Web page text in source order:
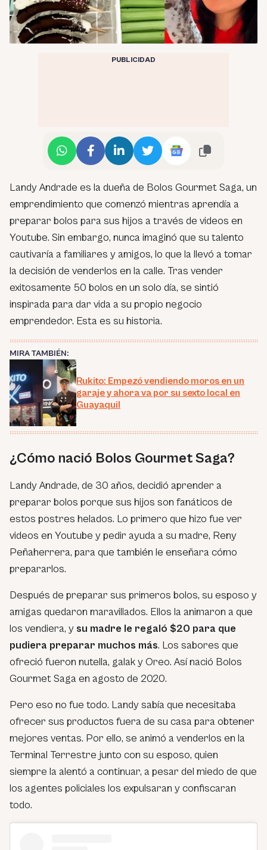
PUBLICIDAD
Landy Andrade es la dueña de Bolos Gourmet Saga, un
emprendimiento que comenzó mientras aprendía a
preparar bolos para sus hijos a través de videos en
Youtube. Sin embargo, nunca imaginó que su talento
cautivaría a familiares y amigos, lo que la llevó a tomar
la decisión de venderlos en la calle. Tras vender
exitosamente 50 bolos en un solo día, se sintió
inspirada para dar vida a su propio negocio
emprendedor. Esta es su historia.
MIRA TAMBIÉN:
Rukito: Empezó vendiendo moros en un
garaje y ahora va por su sexto local en
Guayaquil
¿Cómo nació Bolos Gourmet Saga?
Landy Andrade, de 30 años, decidió aprender a
preparar bolos porque sus hijos son fanáticos de
estos postres helados. Lo primero que hizo fue ver
videos en Youtube y pedir ayuda a su madre, Reny
Peñaherrera, para que también le enseñara cómo
prepararlos.
Después de preparar sus primeros bolos, su esposo y
amigas quedaron maravillados. Ellos la animaron a que
los vendiera, y su madre le regaló $20 para que
pudiera preparar muchos más. Los sabores que
ofreció fueron nutella, galak y Oreo. Así nació Bolos
Gourmet Saga en agosto de 2020.
Pero eso no fue todo. Landy sabía que necesitaba
ofrecer sus productos fuera de su casa para obtener
mejores ventas. Por ello, se animó a venderlos en la
Terminal Terrestre junto con su esposo, quien
siempre la alentó a continuar, a pesar del miedo de que
los agentes policiales los expulsaran y confiscaran
todo.